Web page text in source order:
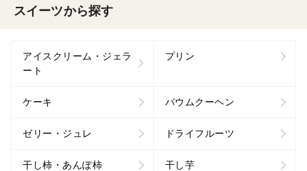
スイーツから探す
アイスクリーム・ジェラ
ート
プリン
ケーキ バウムクーヘン
ゼリー・ジュレ ドライフルーツ
干し柿・あんぽ柿 干し芋